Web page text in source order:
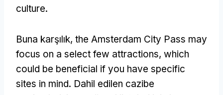
culture.
Buna karşılık, the Amsterdam City Pass may
focus on a select few attractions, which
could be beneficial if you have specific
sites in mind. Dahil edilen cazibe